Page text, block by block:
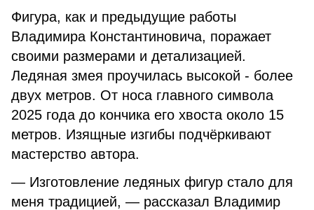
Фигура, как и предыдущие работы
Владимира Константиновича, поражает
своими размерами и детализацией.
Ледяная змея проучилась высокой - более
двух метров. От носа главного символа
2025 года до кончика его хвоста около 15
метров. Изящные изгибы подчёркивают
мастерство автора.
— Изготовление ледяных фигур стало для
меня традицией, — рассказал Владимир